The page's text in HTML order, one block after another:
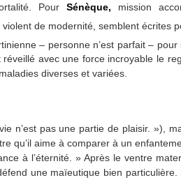
PourSénèque, mission
violent de modernité, semblent écrites
– personne n’est parfait –
avec une force incroyable le
diverses et variées.
n’est pas une partie de plaisir. »),
qu’il aime à comparer à un
à l’éternité. » Après le ventre
une maïeutique bien particulière.